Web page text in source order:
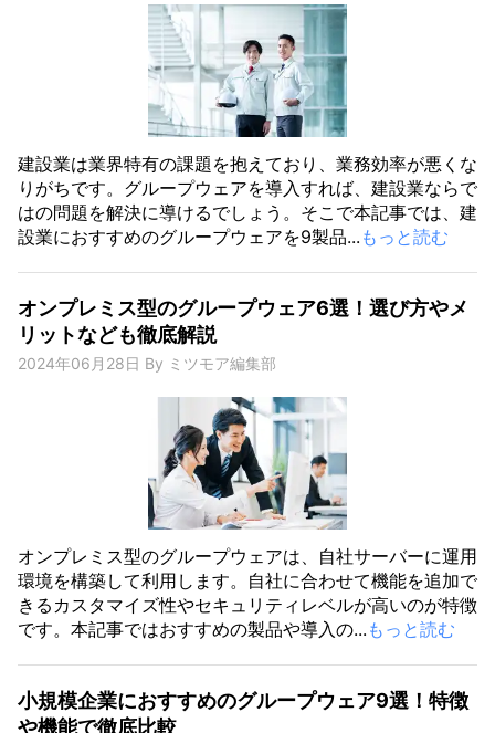
建設業は業界特有の課題を抱えており、業務効率が悪くな
りがちです。グループウェアを導入すれば、建設業ならで
はの問題を解決に導けるでしょう。そこで本記事では、建
設業におすすめのグループウェアを9製品... もっと読む
オンプレミス型のグループウェア6選！選び方やメ
リットなども徹底解説
2024年06月28日 By ミツモア編集部
オンプレミス型のグループウェアは、自社サーバーに運用
環境を構築して利用します。自社に合わせて機能を追加で
きるカスタマイズ性やセキュリティレベルが高いのが特徴
です。本記事ではおすすめの製品や導入の... もっと読む
小規模企業におすすめのグループウェア9選！特徴
や機能で徹底比較